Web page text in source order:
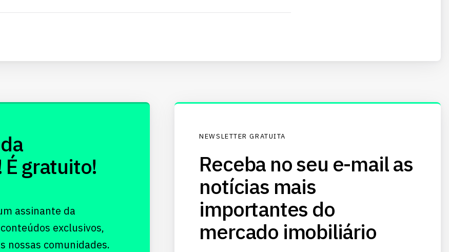
gratuito!
assinante da
exclusivos,
nossas comunidades.
NEWSLETTER GRATUITA
Receba no seu e-mail as
notícias mais
importantes do
mercado imobiliário